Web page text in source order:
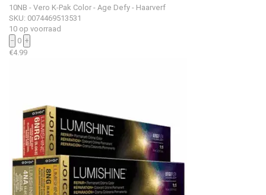
10NB - Vero K-Pak Color - Age Defy - Haarverf
SKU: 0074469513531
10 op voorraad
− 0 +
€4.99